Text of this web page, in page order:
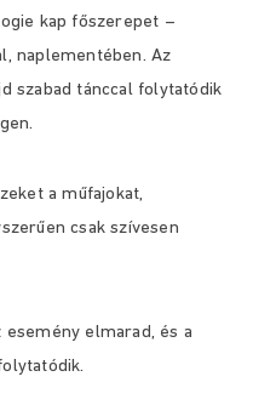
kap főszerepet –
naplementében. Az
szabad tánccal folytatódik
a műfajokat,
csak szívesen
esemény elmarad, és a